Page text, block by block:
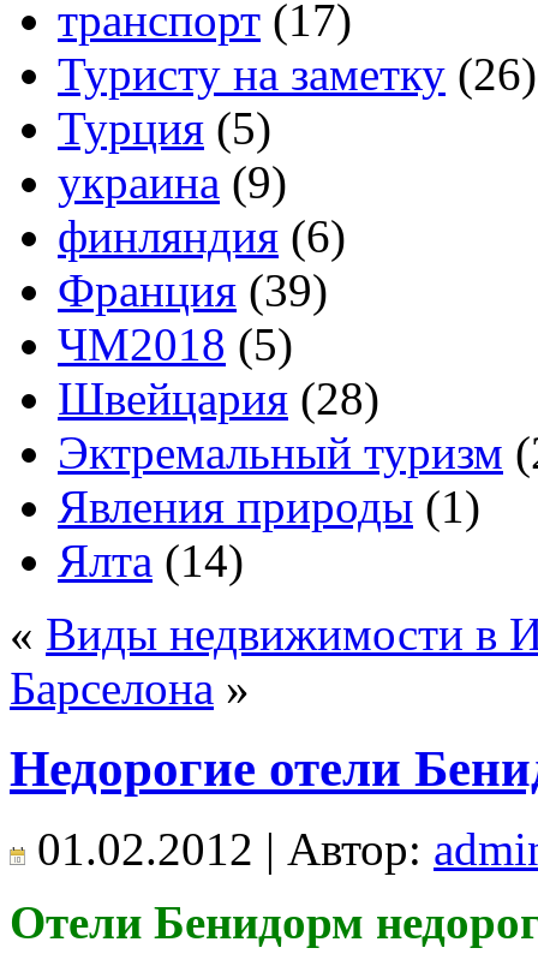
транспорт (17)
Туристу на заметку (26)
Турция (5)
украина (9)
финляндия (6)
Франция (39)
ЧМ2018 (5)
Швейцария (28)
Эктремальный туризм
Явления природы (1)
Ялта (14)
« Виды недвижимости в
Барселона »
Недорогие отели
01.02.2012 | Автор:
Отели Бенидорм